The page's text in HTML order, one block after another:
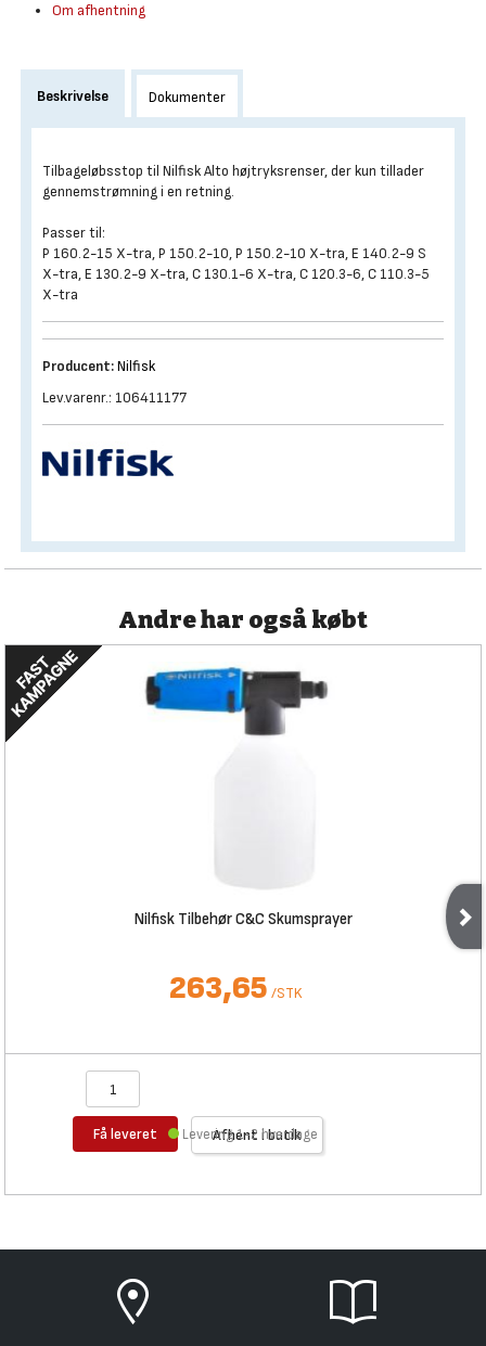
Om afhentning
Beskrivelse Dokumenter
Tilbageløbsstop til Nilfisk Alto højtryksrenser, der kun tillader
gennemstrømning i en retning.
Passer til:
P 160.2-15 X-tra, P 150.2-10, P 150.2-10 X-tra, E 140.2-9 S
X-tra, E 130.2-9 X-tra, C 130.1-6 X-tra, C 120.3-6, C 110.3-5
X-tra
Producent:Nilfisk
Lev.varenr.: 106411177
Andre har også købt
Nilfisk Tilbehør C&C Skumsprayer
263,65 /STK
Få leveret Afhent i butik
Levering 1-2 hverdage